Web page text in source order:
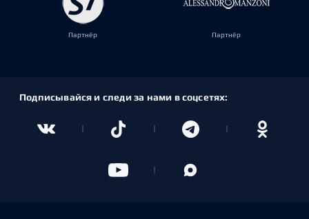
Партнёр Партнёр
Подписывайся и следи за нами в соцсетях: